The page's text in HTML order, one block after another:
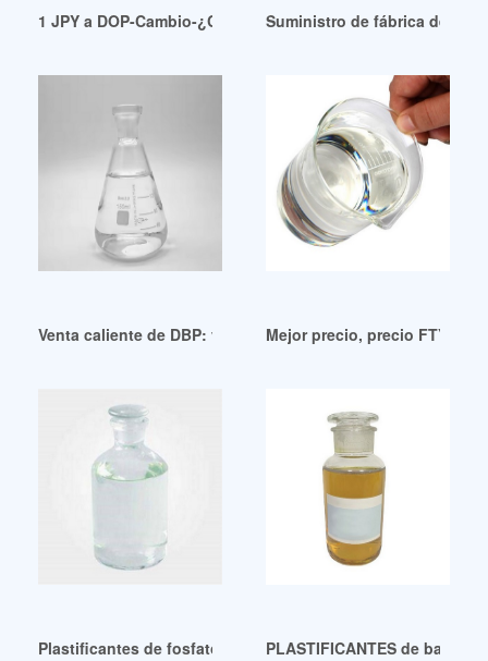
1 JPY a DOP-Cambio-¿Cuánto DOP es 1 JPY? Yen
Suministro de fábrica de
Venta caliente de DBP: ya no es sólo un banco de desarrollo
Mejor precio, precio FTY,
Plastificantes de fosfato aromático de bajo precio 17
PLASTIFICANTES de bajo